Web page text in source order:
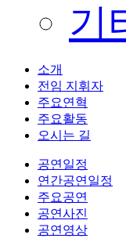
기
소개
전임 지휘자
주요연혁
주요활동
오시는 길
공연일정
연간공연일정
주요공연
공연사진
공연영상